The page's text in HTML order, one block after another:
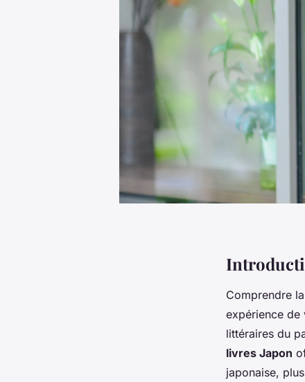
Comprendre la
expérience de
littéraires du
livres Japon
japonaise,